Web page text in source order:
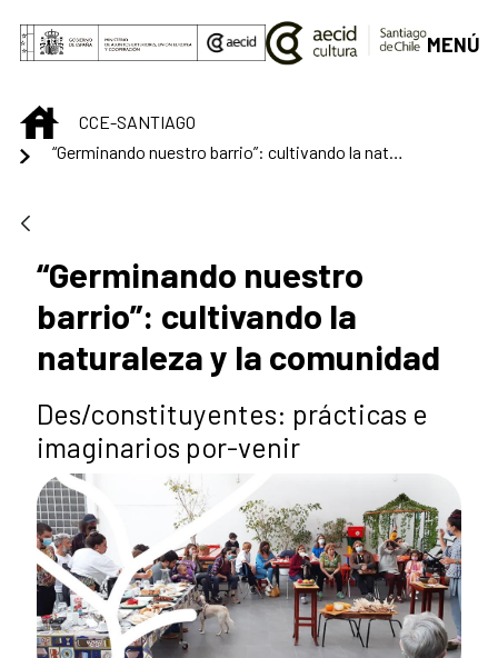
Saltar al contenido principal
MENÚ
INICIOCCE-SANTIAGO
“Germinando nuestro
barrio”: cultivando la
naturaleza y la comunidad
Des/constituyentes: prácticas e
imaginarios por-venir